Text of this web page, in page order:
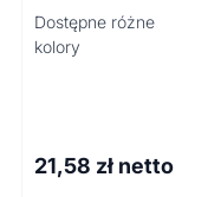
Dostępne różne
kolory
21,58 zł netto